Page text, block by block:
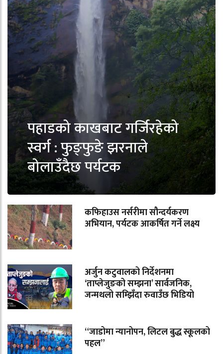
पहाडको काखबाट गर्जिरहेको
स्वर्ग : फुङ्फुङे झरनाले
बोलाउँदैछ पर्यटक
कफिहाउस नर्सरीमा सौन्दर्यकरण
अभियान, पर्यटक आकर्षित गर्ने लक्ष्य
अर्जुन कटुवालको निर्देशनमा
‘ताप्लेजुङको सम्झना’ सार्वजनिक,
जन्मथलो सम्झिँदा रुवाउँछ भिडियो
“जाडोमा न्यानोपन, लिटल बुद्ध स्कूलको
पहल”